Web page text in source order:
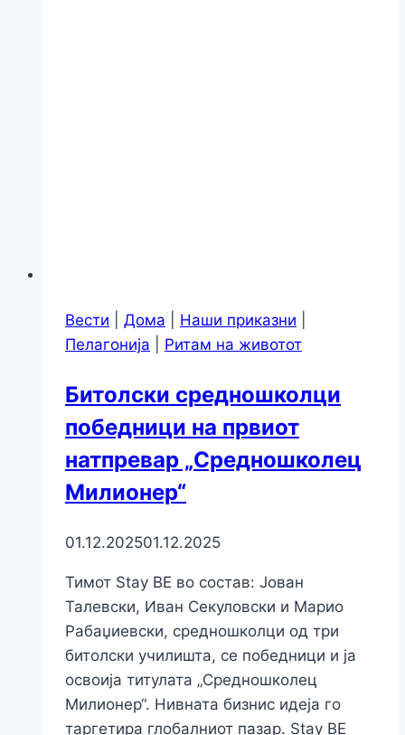
Вести Дома Наши приказни
Пелагонија
Ритам на животот
Битолски средношколци
победници на првиот
натпревар „Средношколец
Милионер“
01.12.202501.12.2025
Тимот Stay BE во состав: Јован
Талевски, Иван Секуловски и Марио
Рабаџиевски, средношколци од три
битолски училишта, се победници и ја
освоија титулата „Средношколец
Милионер“. Нивната бизнис идеја го
таргетира глобалниот пазар. Stay BE